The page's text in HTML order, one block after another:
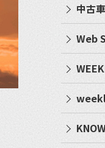
中古車
Web